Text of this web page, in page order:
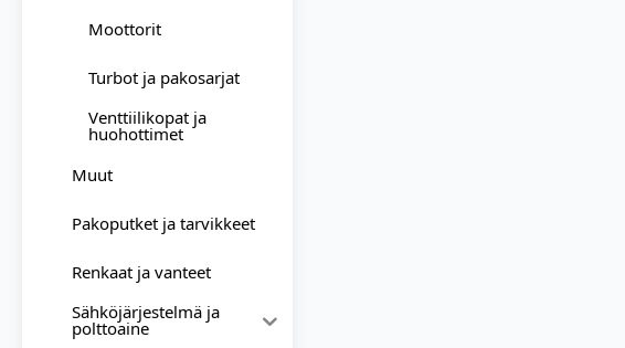
Moottorit
Turbot ja pakosarjat
Venttiilikopat ja
huohottimet
Muut
Pakoputket ja tarvikkeet
Renkaat ja vanteet
Sähköjärjestelmä ja
polttoaine